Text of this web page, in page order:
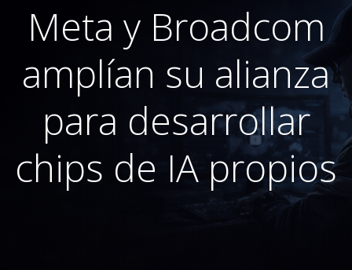
Meta y Broadcom
amplían su alianza
para desarrollar
chips de IA propios